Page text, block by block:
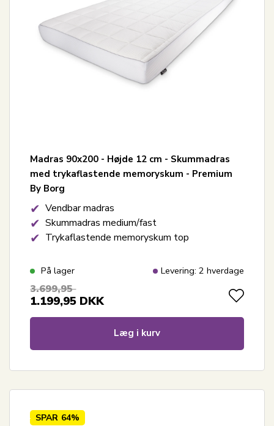
Madras 90x200 - Højde 12 cm - Skummadras
med trykaflastende memoryskum - Premium
By Borg
På lager Levering: 2 hverdage
Vendbar madras
Skummadras medium/fast
Trykaflastende memoryskum top
3.699,95
1.199,95 DKK
Læg i kurv
SPAR 64%